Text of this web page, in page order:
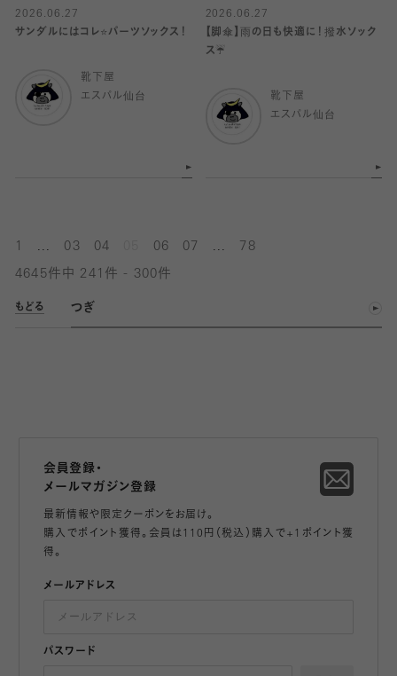
2026.06.27
サンダルにはコレ⭐️パーツソックス！
靴下屋
エスパル仙台
2026.06.27
【脚傘】雨の日も快適に！撥水ソック
ス☔️
靴下屋
エスパル仙台
03 04 06 07 78
4645件中 241件 - 300件
もどる つぎ
会員登録・
メールマガジン登録
最新情報や限定クーポンをお届け。
購入でポイント獲得。会員は110円（税込）購入で+1ポイント獲
得。
メールアドレス
パスワード